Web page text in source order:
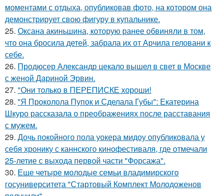
моментами с отдыха, опубликовав фото, на котором она
демонстрирует свою фигуру в купальнике.
25. Оксана акиньшина, которую ранее обвиняли в том,
что она бросила детей, забрала их от Арчила геловани к
себе.
26. Продюсер Александр цекало вышел в свет в Москве
с женой Дариной Эрвин.
27. "Они только в ПЕРЕПИСКЕ хороши!
28. "Я Проколола Пупок и Сделала Губы": Екатерина
Шкуро рассказала о преображениях после расставания
с мужем.
29. Дочь покойного пола уокера мидоу опубликовала у
себя хронику с каннского кинофестиваля, где отмечали
25-летие с выхода первой части "Форсажа".
30. Еще четыре молодые семьи владимирского
госуниверситета "Стартовый Комплект Молодоженов